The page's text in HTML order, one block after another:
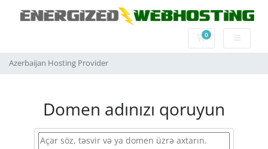
0Səbət
Azerbaijan Hosting Provider
Domen adınızı qoruyun